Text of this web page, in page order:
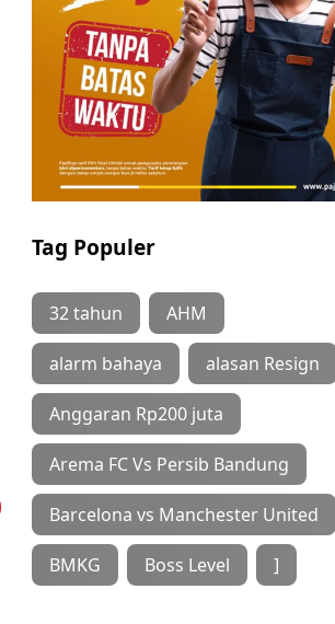
Tag Populer
32 tahun AHM
alarm bahaya alasan Resign
Anggaran Rp200 juta
Arema FC Vs Persib Bandung
Barcelona vs Manchester United
BMKG Boss Level ]